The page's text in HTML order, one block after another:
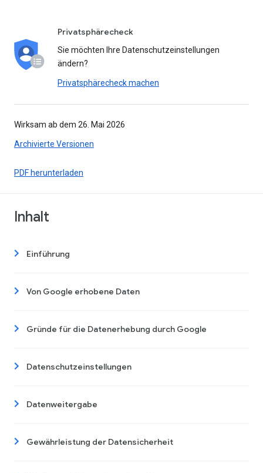
Privatsphärecheck
Sie möchten Ihre Datenschutzeinstellungen
ändern?
Privatsphärecheck machen
Wirksam ab dem 26. Mai 2026
Archivierte Versionen
PDF herunterladen
Inhalt
Einführung
Von Google erhobene Daten
Gründe für die Datenerhebung durch Google
Datenschutzeinstellungen
Datenweitergabe
Gewährleistung der Datensicherheit